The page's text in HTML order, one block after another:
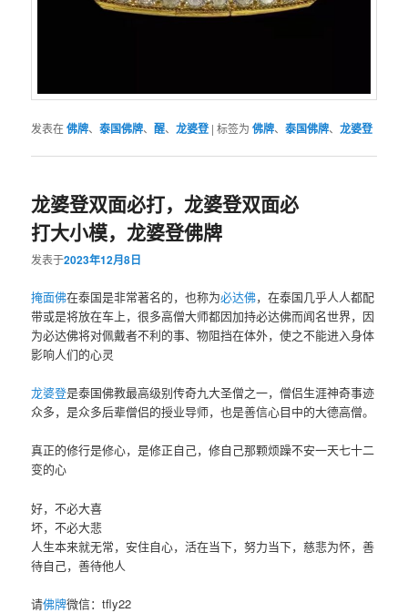
发表在佛牌、泰国佛牌、醒、龙婆登 |标签为 佛牌、泰国佛牌、龙婆登
龙婆登双面必打，龙婆登双面必
打大小模，龙婆登佛牌
发表于2023年12月8日
掩面佛在泰国是非常著名的，也称为必达佛，在泰国几乎人人都配
带或是将放在车上，很多高僧大师都因加持必达佛而闻名世界，因
为必达佛将对佩戴者不利的事、物阻挡在体外，使之不能进入身体
影响人们的心灵
龙婆登是泰国佛教最高级别传奇九大圣僧之一，僧侣生涯神奇事迹
众多，是众多后辈僧侣的授业导师，也是善信心目中的大德高僧。
真正的修行是修心，是修正自己，修自己那颗烦躁不安一天七十二
变的心
好，不必大喜
坏，不必大悲
人生本来就无常，安住自心，活在当下，努力当下，慈悲为怀，善
待自己，善待他人
请佛牌微信：tfly22